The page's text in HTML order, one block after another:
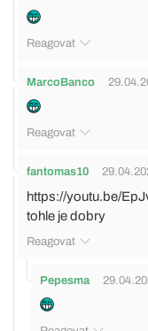
Reagovat
MarcoBanco
Reagovat
fantomas10
https://youtu.be/
tohle je dobry
Reagovat
Pepesma